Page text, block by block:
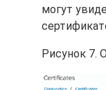
могут
Рисунок 7.